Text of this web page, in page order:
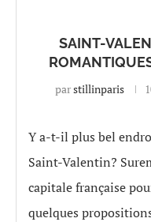
SAINT-
parstillinparis
Y a-t-il plus bel
Saint-Valentin?
capitale française
quelques